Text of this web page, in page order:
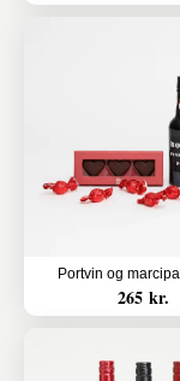
Portvin og
265 kr.